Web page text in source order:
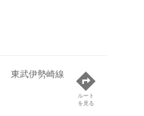
東武伊勢崎線
ルート
を見る